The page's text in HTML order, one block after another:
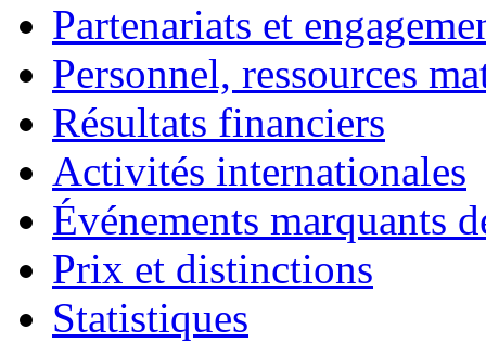
Partenariats et
Personnel, ressources
Résultats financiers
Activités internationales
Événements marquants
Prix et distinctions
Statistiques